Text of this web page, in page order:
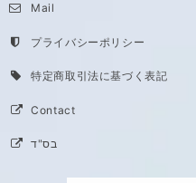
Mail
プライバシーポリシー
特定商取引法に基づく表記
Contact
בס"ד